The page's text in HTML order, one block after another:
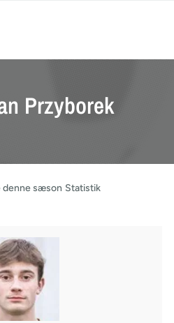
Przyborek
denne sæson Statistik